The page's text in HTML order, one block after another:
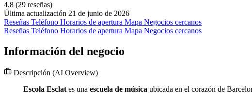
4.8 (29 reseñas)
Última actualización 21 de junio de 2026
Reseñas Teléfono Horarios de apertura Mapa Negocios cercanos
Reseñas Teléfono Horarios de apertura Mapa Negocios cercanos
Información del negocio
Descripción (AI Overview)
Escola Esclat es una escuela de música ubicada en el corazón de